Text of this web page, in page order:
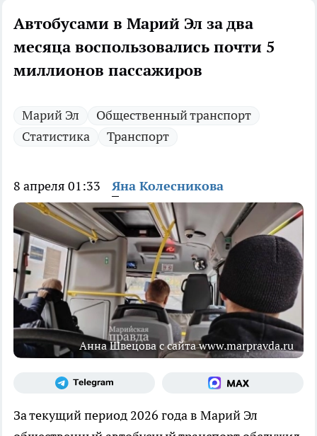
Автобусами в Марий Эл за два
месяца воспользовались почти 5
миллионов пассажиров
Марий Эл
Общественный транспорт
Статистика
Транспорт
8 апреля 01:33 Яна Колесникова
Анна Швецова с сайта www.marpravda.ru
За текущий период 2026 года в Марий Эл